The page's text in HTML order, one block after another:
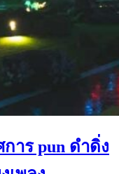
การ pun ดำดิ่ง